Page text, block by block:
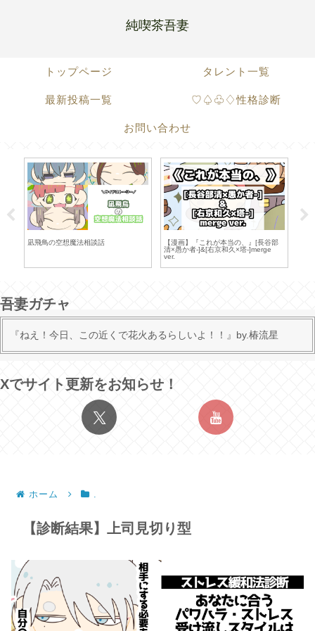
純喫茶吾妻
トップページ タレント一覧
最新投稿一覧 ♡♤♧♢性格診断
お問い合わせ
凪飛鳥の空想魔法相談話
【漫画】『これが本当の、』[長谷部
清×愚か者-]&[右京和久×塔-]merge
ver.
吾妻ガチャ
『ねえ！今日、この近くで花火あるらしいよ！！』by.椿流星
Xでサイト更新をお知らせ！
ホーム .
【診断結果】上司見切り型